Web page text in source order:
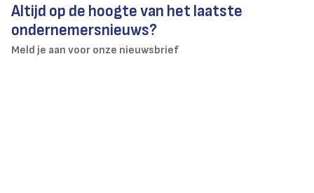
Altijd op de hoogte van het laatste
ondernemersnieuws?
Meld je aan voor onze nieuwsbrief